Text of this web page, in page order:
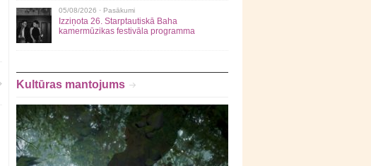
05/08/2026 · Pasākumi
Izziņota 26. Starptautiskā Baha
kamermūzikas festivāla programma
Kultūras mantojums